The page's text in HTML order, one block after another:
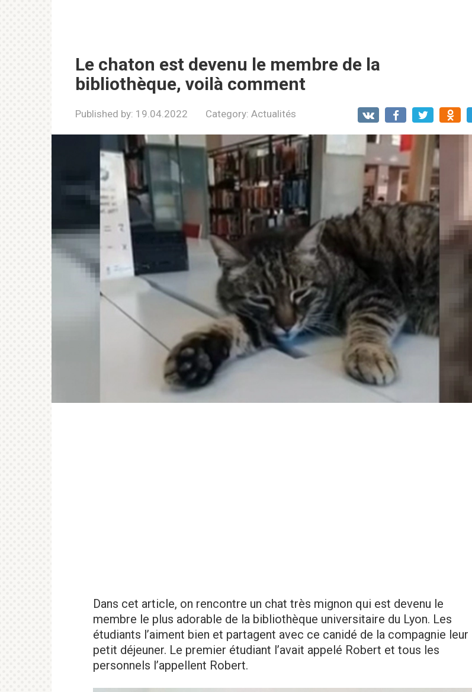
Le chaton est devenu le membre de la
bibliothèque, voilà comment
Published by: 19.04.2022 Category: Actualités
Dans cet article, on rencontre un chat très mignon qui est devenu le
membre le plus adorable de la bibliothèque universitaire du Lyon. Les
étudiants l’aiment bien et partagent avec ce canidé de la compagnie leur
petit déjeuner. Le premier étudiant l’avait appelé Robert et tous les
personnels l’appellent Robert.